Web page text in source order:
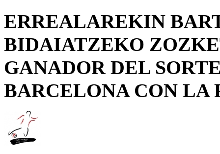
ERREALAREKIN
BIDAIATZEKO
GANADOR DEL
BARCELONA CON LA